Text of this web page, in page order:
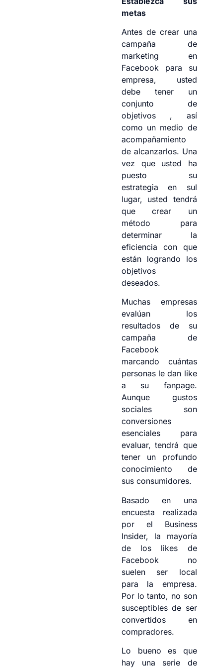
metas
Antes de crear una
campaña de
marketing en
Facebook para su
empresa, usted
debe tener un
conjunto de
objetivos , así
como un medio de
acompañamiento
de alcanzarlos. Una
vez que usted ha
puesto su
estrategia en sul
lugar, usted tendrá
que crear un
método para
determinar la
eficiencia con que
están logrando los
objetivos
deseados.
Muchas empresas
evalúan los
resultados de su
campaña de
Facebook
marcando cuántas
personas le dan like
a su fanpage.
Aunque gustos
sociales son
conversiones
esenciales para
evaluar, tendrá que
tener un profundo
conocimiento de
sus consumidores.
Basado en una
encuesta realizada
por el Business
Insider, la mayoría
de los likes de
Facebook no
suelen ser local
para la empresa.
Por lo tanto, no son
susceptibles de ser
convertidos en
compradores.
Lo bueno es que
hay una serie de